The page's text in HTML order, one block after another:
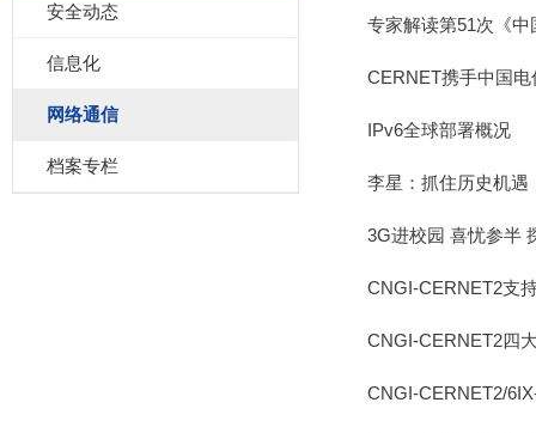
安全动态
信息化
网络通信
档案专栏
专家解读第51次《
CERNET携手中国
IPv6全球部署概况
李星：抓住历史机遇
3G进校园 喜忧参半
CNGI-CERNET2支
CNGI-CERNET2四
CNGI-CERNET2/